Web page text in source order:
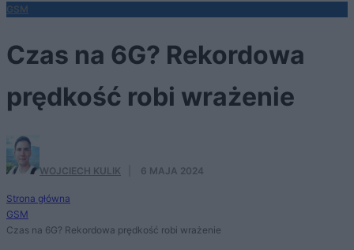
GSM
Czas na 6G? Rekordowa
prędkość robi wrażenie
WOJCIECH KULIK 6 MAJA 2024
Strona główna
GSM
Czas na 6G? Rekordowa prędkość robi wrażenie